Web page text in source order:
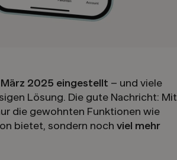
März 2025 eingestellt – und viele
Lösung. Die gute Nachricht: Mit
die gewohnten Funktionen wie
bietet, sondern noch viel mehr